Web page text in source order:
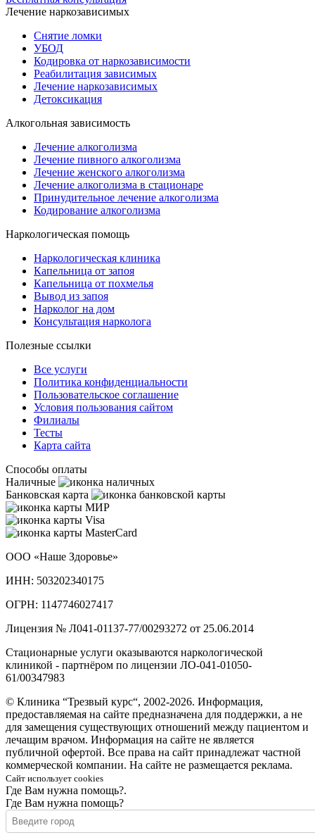
Лечение наркозависимых
Снятие ломки
УБОД
Кодировка от наркозависимости
Реабилитация зависимых
Лечение наркозависимых
Детоксикация
Алкогольная зависимость
Лечение алкоголизма
Лечение пивного алкоголизма
Лечение женского алкоголизма
Лечение алкоголизма в стационаре
Принудительное лечение алкоголизма
Кодирование алкоголизма
Наркологическая помощь
Наркологическая клиника
Капельница от запоя
Капельница от похмелья
Вывод из запоя
Нарколог на дом
Консультация нарколога
Полезные ссылки
Все услуги
Политика конфиденциальности
Пользовательское cоглашение
Условия пользования сайтом
Филиалы
Тесты
Карта сайта
Способы оплаты
Наличные
Банковская карта
ООО «Наше Здоровье»
ИНН: 503202340175
ОГРН: 1147746027417
Лицензия № Л041-01137-77/00293272 от 25.06.2014
Стационарные услуги оказываются наркологической
клиникой - партнёром по лицензии ЛО-041-01050-
61/00347983
© Клиника “Трезвый курс“, 2002-2026. Информация,
предоставляемая на сайте предназначена для поддержки, а не
для замещения существующих отношений между пациентом и
лечащим врачом. Информация на сайте не является
публичной офертой. Все права на сайт принадлежат частной
коммерческой компании. На сайте не размещается реклама.
Сайт использует cookies
Где Вам нужна помощь?.
Где Вам нужна помощь?